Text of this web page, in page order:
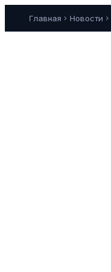
Главная chevron_right Новости chevron_right